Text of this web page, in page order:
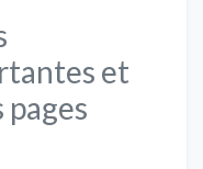
et